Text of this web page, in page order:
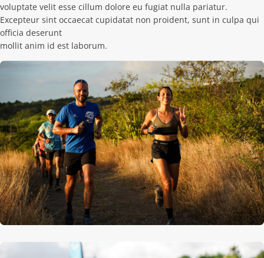
voluptate velit esse cillum dolore eu fugiat nulla pariatur.
Excepteur sint occaecat cupidatat non proident, sunt in culpa qui
officia deserunt
mollit anim id est laborum.